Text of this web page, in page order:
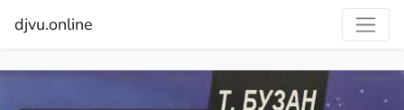
djvu.online